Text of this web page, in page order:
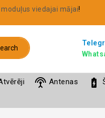
moduļus viedajai mājai!
settings_input_antenna Antenas battery_charging_full